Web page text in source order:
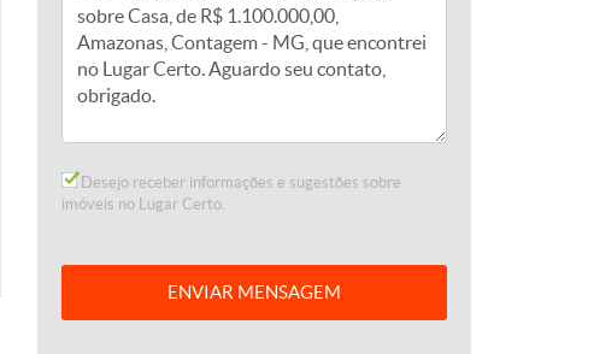
Desejo receber informações e sugestões sobre
imóveis no Lugar Certo.
ENVIAR MENSAGEM